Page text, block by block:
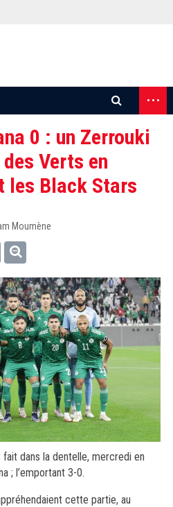
...
0 : un Zerrouki
Verts en
les Black Stars
Moumène
fait dans la dentelle, mercredi en
; l’emportant 3-0.
cette partie, au